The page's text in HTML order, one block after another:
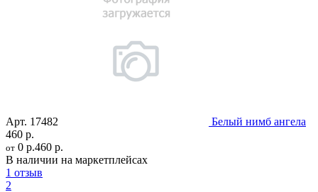
Арт. 17482
Белый нимб ангела
460 р.
от 0 р.460 р.
В наличии на маркетплейсах
1 отзыв
2